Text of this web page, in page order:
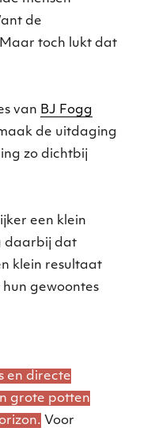
de
toch lukt dat
van BJ Fogg
de uitdaging
zo dichtbij
een klein
daarbij dat
klein resultaat
gewoontes
en directe
grote potten
Voor